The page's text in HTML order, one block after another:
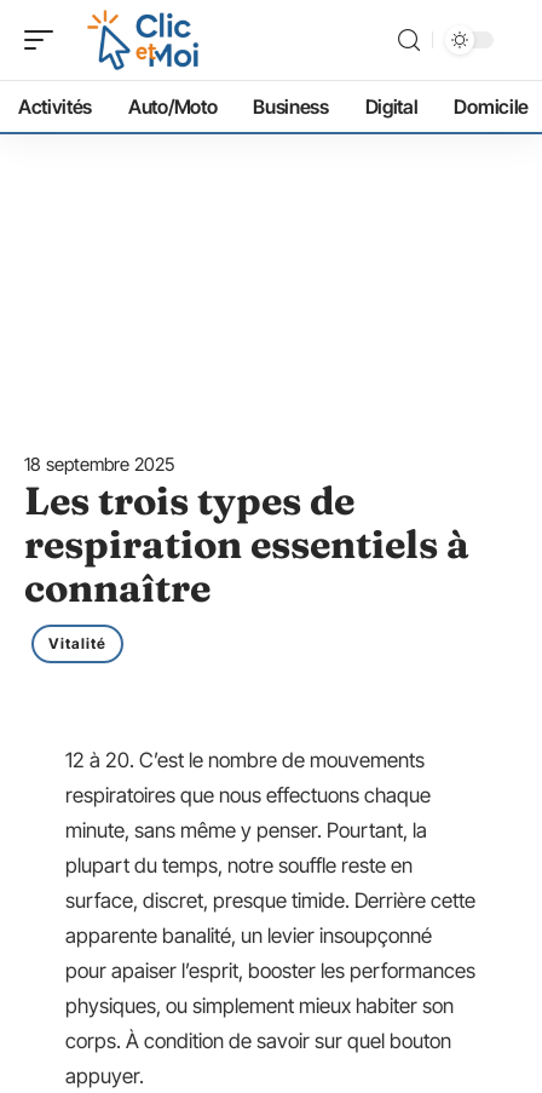
Activités Auto/Moto Business Digital Domicile
18 septembre 2025
Les trois types de
respiration essentiels à
connaître
Vitalité
12 à 20. C’est le nombre de mouvements
respiratoires que nous effectuons chaque
minute, sans même y penser. Pourtant, la
plupart du temps, notre souffle reste en
surface, discret, presque timide. Derrière cette
apparente banalité, un levier insoupçonné
pour apaiser l’esprit, booster les performances
physiques, ou simplement mieux habiter son
corps. À condition de savoir sur quel bouton
appuyer.